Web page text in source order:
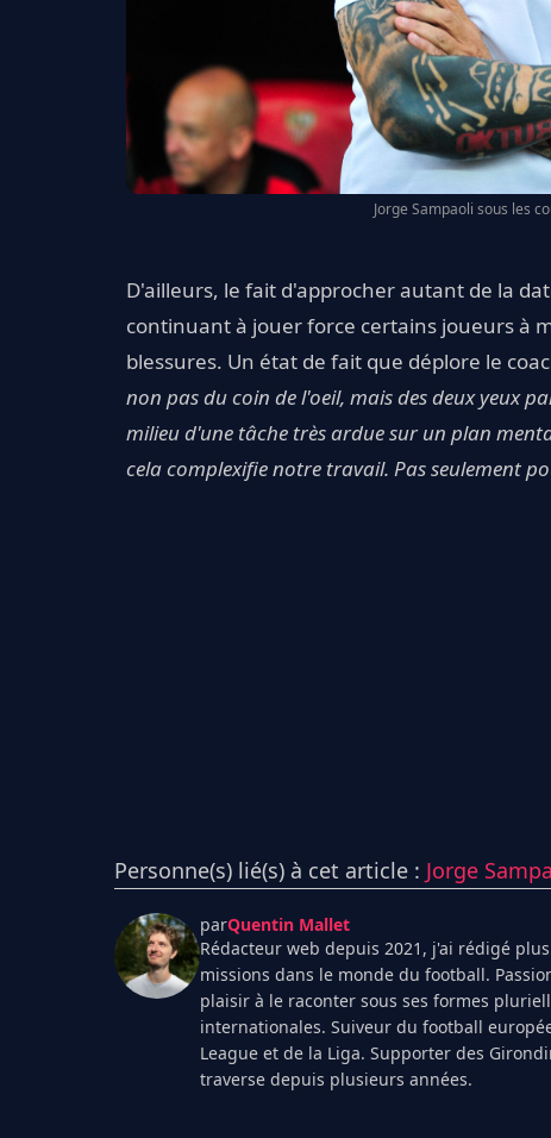
Jorge Sampaoli sous les
D'ailleurs, le fait d'approcher autant de la
continuant à jouer force certains joueurs à
blessures. Un état de fait que déplore le
non pas du coin de l'oeil, mais des deux yeux
milieu d'une tâche très ardue sur un plan
cela complexifie notre travail. Pas seulement
Personne(s) lié(s) à cet article : Jorge
parQuentin Mallet
Rédacteur web depuis 2021, j'ai rédigé
missions dans le monde du football.
plaisir à le raconter sous ses formes
internationales. Suiveur du football
League et de la Liga. Supporter des
traverse depuis plusieurs années.